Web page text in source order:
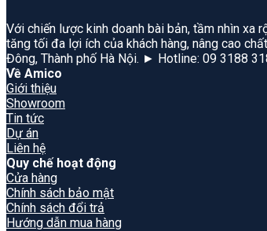
Với chiến lược kinh doanh bài bản, tầm nhìn xa
tăng tối đa lợi ích của khách hàng, nâng cao
Đông, Thành phố Hà Nội. ► Hotline: 09 3188
Về Amico
Giới thiệu
Showroom
Tin tức
Dự án
Liên hệ
Quy chế hoạt động
Cửa hàng
Chính sách bảo mật
Chính sách đổi trả
Hướng dẫn mua hàng